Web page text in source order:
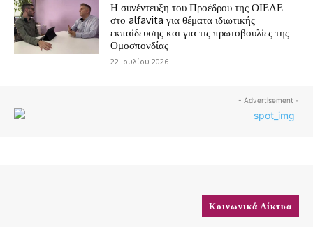
Η συνέντευξη του Προέδρου της ΟΙΕΛΕ
στο alfavita για θέματα ιδιωτικής
εκπαίδευσης και για τις πρωτοβουλίες της
Ομοσπονδίας
22 Ιουλίου 2026
- Advertisement -
Κοινωνικά Δίκτυα